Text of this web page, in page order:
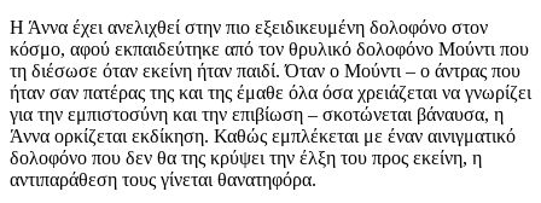
Η Άννα έχει ανελιχθεί στην πιο εξειδικευμένη δολοφόνο στον
κόσμο, αφού εκπαιδεύτηκε από τον θρυλικό δολοφόνο Μούντι που
τη διέσωσε όταν εκείνη ήταν παιδί. Όταν ο Μούντι – ο άντρας που
ήταν σαν πατέρας της και της έμαθε όλα όσα χρειάζεται να γνωρίζει
για την εμπιστοσύνη και την επιβίωση – σκοτώνεται βάναυσα, η
Άννα ορκίζεται εκδίκηση. Καθώς εμπλέκεται με έναν αινιγματικό
δολοφόνο που δεν θα της κρύψει την έλξη του προς εκείνη, η
αντιπαράθεση τους γίνεται θανατηφόρα.